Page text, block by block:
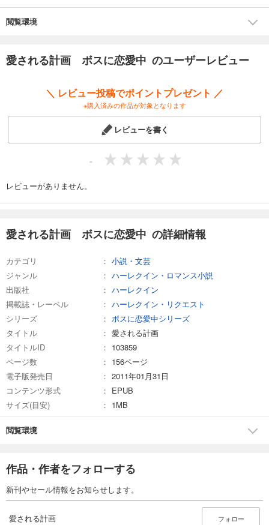
閲覧環境
愛される計画 ボスに恋愛中 のユーザーレビュー
＼ レビュー投稿でポイントプレゼント ／
※購入済みの作品が対象となります
レビューを書く
-
レビューがありません。
愛される計画 ボスに恋愛中 の詳細情報
カテゴリ
小説・文芸
ジャンル
ハーレクイン・ロマンス小説
出版社
ハーレクイン
掲載誌・レーベル
ハーレクイン・リクエスト
シリーズ
ボスに恋愛中シリーズ
タイトル
愛される計画
タイトルID
103859
ページ数
156ページ
電子版発売日
2011年01月31日
コンテンツ形式
EPUB
サイズ(目安)
1MB
閲覧環境
作品・作者をフォローする
新刊やセール情報をお知らせします。
愛される計画 フォロー